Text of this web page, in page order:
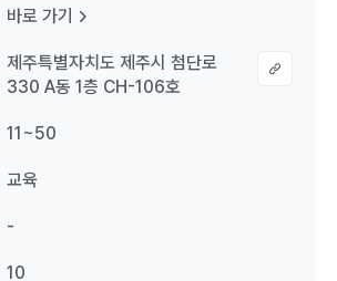
바로 가기
제주특별자치도 제주시 첨단로
330 A동 1층 CH-106호
11~50
교육
-
10